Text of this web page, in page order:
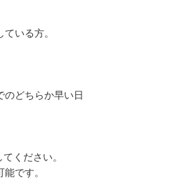
いる方。
のどちらか早い日
ください。
です。